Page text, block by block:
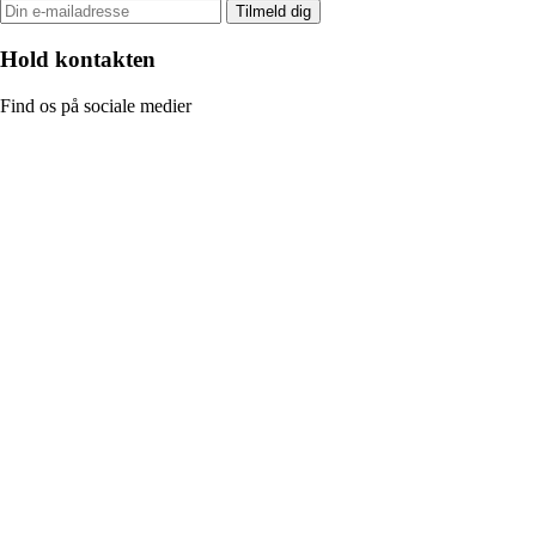
Tilmeld dig
Hold kontakten
Find os på sociale medier